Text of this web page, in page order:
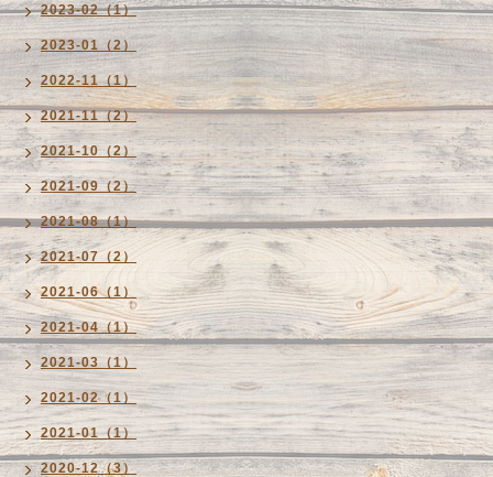
2023-02（1）
2023-01（2）
2022-11（1）
2021-11（2）
2021-10（2）
2021-09（2）
2021-08（1）
2021-07（2）
2021-06（1）
2021-04（1）
2021-03（1）
2021-02（1）
2021-01（1）
2020-12（3）